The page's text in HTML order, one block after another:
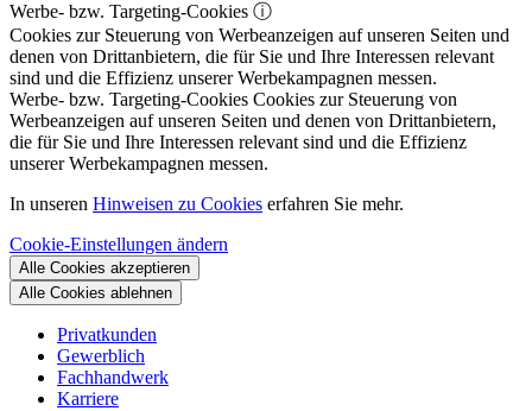
Werbe- bzw. Targeting-Cookies ⓘ
Cookies zur Steuerung von Werbeanzeigen auf unseren Seiten und
denen von Drittanbietern, die für Sie und Ihre Interessen relevant
sind und die Effizienz unserer Werbekampagnen messen.
Werbe- bzw. Targeting-Cookies Cookies zur Steuerung von
Werbeanzeigen auf unseren Seiten und denen von Drittanbietern,
die für Sie und Ihre Interessen relevant sind und die Effizienz
unserer Werbekampagnen messen.
In unseren Hinweisen zu Cookies erfahren Sie mehr.
Cookie-Einstellungen ändern
Alle Cookies akzeptieren
Alle Cookies ablehnen
Privatkunden
Gewerblich
Fachhandwerk
Karriere